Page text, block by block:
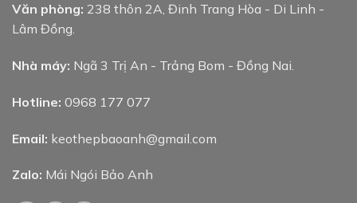
Văn phòng: 238 thôn 2A, Đinh Trang Hòa - Di Linh -
Lâm Đồng.
Nhà máy: Ngã 3 Trị An - Trảng Bom - Đồng Nai.
Hotline: 0968 177 077
Email: keothepbaoanh@gmail.com
Zalo: Mái Ngói Bảo Anh